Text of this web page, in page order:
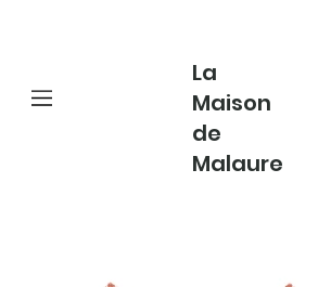
La
Maison
de
Malaure